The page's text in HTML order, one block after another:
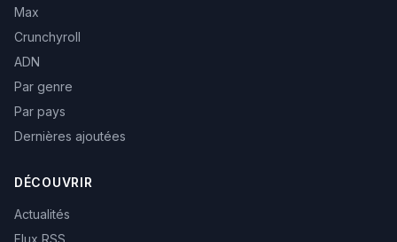
Max
Crunchyroll
ADN
Par genre
Par pays
Dernières ajoutées
DÉCOUVRIR
Actualités
Flux RSS